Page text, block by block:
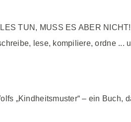
TUN, MUSS ES ABER
lese, kompiliere, ordne ...
„Kindheitsmuster“ – ein Buch,